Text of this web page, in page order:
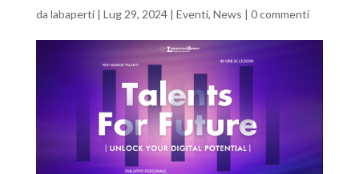
da labaperti| Lug 29, 2024| Eventi, News | 0 commenti